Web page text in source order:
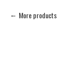
More products